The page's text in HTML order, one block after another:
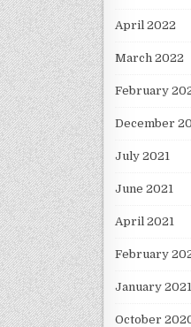
April 2022
March 2022
February
December
July 2021
June 2021
April 2021
February
January 2021
October